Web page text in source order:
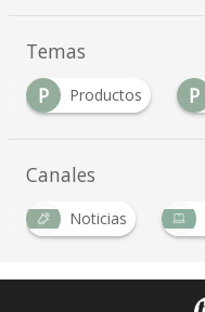
Temas
P
Productos P
Canales
Noticias